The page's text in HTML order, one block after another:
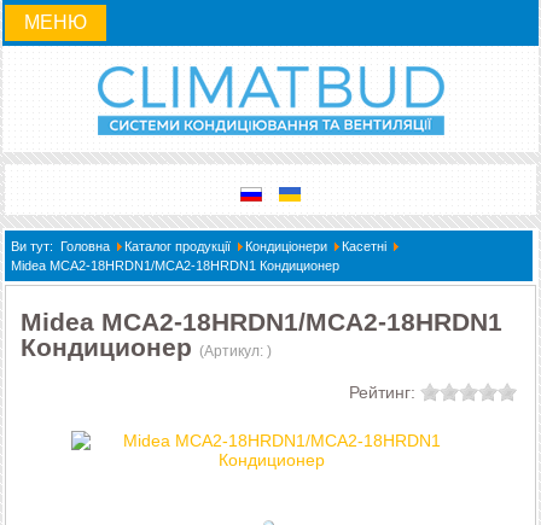
МЕНЮ
Ви тут: Головна Каталог продукції Кондиціонери
Касетні
Midea MCA2-18HRDN1/MCA2-18HRDN1 Кондиционер
Midea MCA2-18HRDN1/MCA2-18HRDN1
Кондиционер (Артикул: )
Рейтинг: